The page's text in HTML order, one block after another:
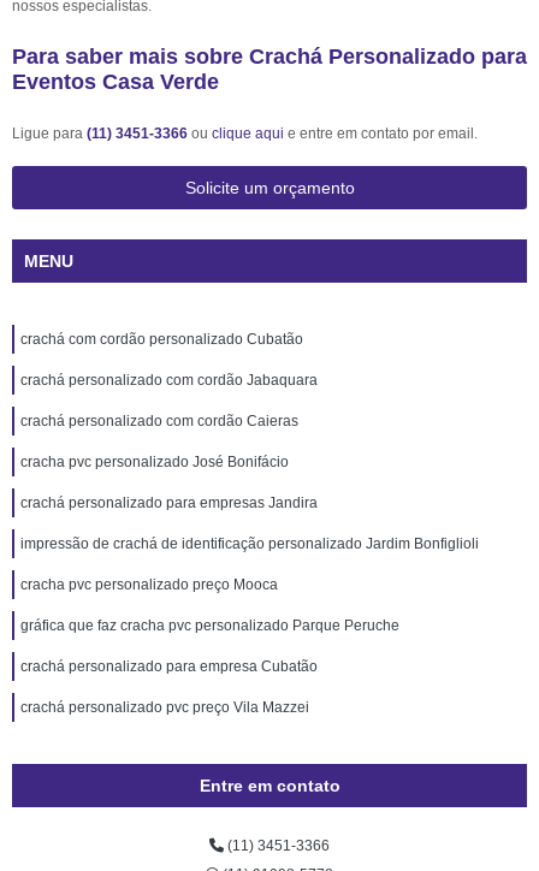
nossos especialistas.
Para saber mais sobre Crachá Personalizado para
Eventos Casa Verde
Ligue para (11) 3451-3366 ou clique aqui e entre em contato por email.
Solicite um orçamento
MENU
crachá com cordão personalizado Cubatão
crachá personalizado com cordão Jabaquara
crachá personalizado com cordão Caieras
cracha pvc personalizado José Bonifácio
crachá personalizado para empresas Jandira
impressão de crachá de identificação personalizado Jardim Bonfiglioli
cracha pvc personalizado preço Mooca
gráfica que faz cracha pvc personalizado Parque Peruche
crachá personalizado para empresa Cubatão
crachá personalizado pvc preço Vila Mazzei
Entre em contato
(11) 3451-3366